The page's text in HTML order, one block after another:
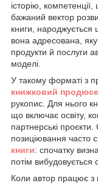
історію,
бажаний вектор
книги, народжується
вона адресована,
продукти й послуги
моделі.
У такому форматі з
книжковий
рукопис. Для нього
що включає освіту,
партнерські
позиціювання часто
книги: спочатку
потім вибудовується
Коли автор працює з